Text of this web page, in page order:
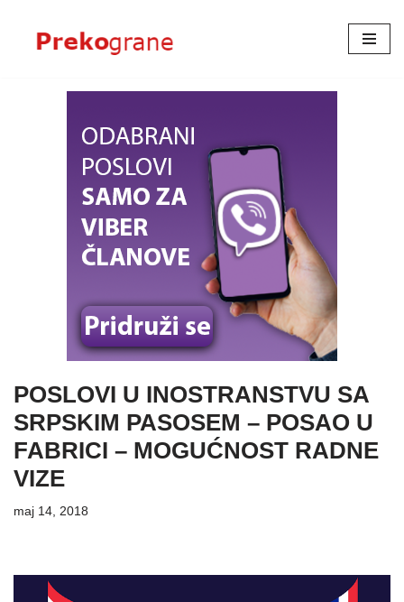
Skoči
POSLOVI U INOSTRANSTVU SA
SRPSKIM PASOSEM – POSAO U
FABRICI – MOGUĆNOST RADNE
VIZE
maj 14, 2018